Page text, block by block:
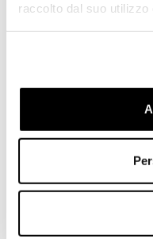
raccolto dal suo utilizzo
Mattonella Tonalite